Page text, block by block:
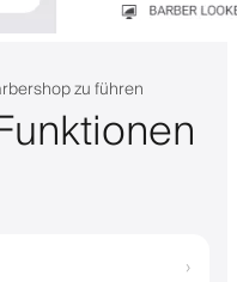
zu führen
›